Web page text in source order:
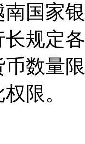
国家
规定
数量
限。